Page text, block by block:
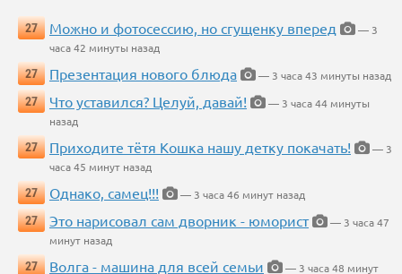
27 Можно и фотосессию, но сгущенку вперед
— 3
часа 42 минуты назад
27
Презентация нового блюда
— 3 часа 43 минуты назад
27
Что уставился? Целуй, давай!
— 3 часа 44 минуты
назад
27
Приходите тётя Кошка нашу детку покачать!
— 3
часа 45 минут назад
27
Однако, самец!!!
— 3 часа 46 минут назад
27
Это нарисовал сам дворник - юморист
— 3 часа 47
минут назад
27
Волга - машина для всей семьи
— 3 часа 48 минут